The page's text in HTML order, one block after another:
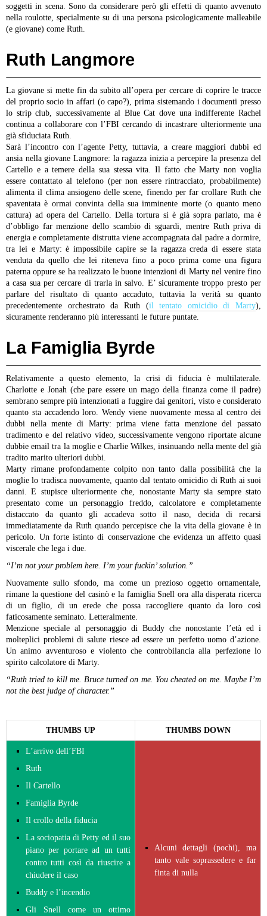
soggetti in scena. Sono da considerare però gli effetti di quanto avvenuto
nella roulotte, specialmente su di una persona psicologicamente malleabile
(e giovane) come Ruth.
Ruth Langmore
La giovane si mette fin da subito all’opera per cercare di coprire le tracce
del proprio socio in affari (o capo?), prima sistemando i documenti presso
lo strip club, successivamente al Blue Cat dove una indifferente Rachel
continua a collaborare con l’FBI cercando di incastrare ulteriormente una
già sfiduciata Ruth.
Sarà l’incontro con l’agente Petty, tuttavia, a creare maggiori dubbi ed
ansia nella giovane Langmore: la ragazza inizia a percepire la presenza del
Cartello e a temere della sua stessa vita. Il fatto che Marty non voglia
essere contattato al telefono (per non essere rintracciato, probabilmente)
alimenta il clima ansiogeno delle scene, finendo per far crollare Ruth che
spaventata è ormai convinta della sua imminente morte (o quanto meno
cattura) ad opera del Cartello.
Della tortura si è già sopra parlato, ma è
d’obbligo far menzione dello scambio di sguardi, mentre Ruth priva di
energia e completamente distrutta viene accompagnata dal padre a dormire,
tra lei e Marty: è impossibile capire se la ragazza creda di essere stata
venduta da quello che lei riteneva fino a poco prima come una figura
paterna oppure se ha realizzato le buone intenzioni di Marty nel venire fino
a casa sua per cercare di trarla in salvo. E’ sicuramente troppo presto per
parlare del risultato di quanto accaduto, tuttavia la verità su quanto
precedentemente orchestrato da Ruth (il tentato omicidio di Marty),
sicuramente renderanno più interessanti le future puntate.
La Famiglia Byrde
Relativamente a questo elemento, la crisi di fiducia è multilaterale.
Charlotte e Jonah (che pare essere un mago della finanza come il padre)
sembrano sempre più intenzionati a fuggire dai genitori, visto e considerato
quanto sta accadendo loro. Wendy viene nuovamente messa al centro dei
dubbi nella mente di Marty: prima viene fatta menzione del passato
tradimento e del relativo video, successivamente vengono riportate alcune
dubbie email tra la moglie e Charlie Wilkes, insinuando nella mente del già
tradito marito ulteriori dubbi.
Marty rimane profondamente colpito non tanto dalla possibilità che la
moglie lo tradisca nuovamente, quanto dal tentato omicidio di Ruth ai suoi
danni. E stupisce ulteriormente che, nonostante Marty sia sempre stato
presentato come un personaggio freddo, calcolatore e completamente
distaccato da quanto gli accadeva sotto il naso, decida di recarsi
immediatamente da Ruth quando percepisce che la vita della giovane è in
pericolo.
Un forte istinto di conservazione che evidenza un affetto quasi
viscerale che lega i due.
“I’m not your problem here. I’m your fuckin’ solution.”
Nuovamente sullo sfondo, ma come un prezioso oggetto ornamentale,
rimane la questione del casinò e la famiglia Snell ora alla disperata ricerca
di un figlio, di un erede che possa raccogliere quanto da loro così
faticosamente seminato. Letteralmente.
Menzione speciale al personaggio di Buddy che nonostante l’età ed i
molteplici problemi di salute riesce ad essere un perfetto uomo d’azione.
Un animo avventuroso e violento che controbilancia alla perfezione lo
spirito calcolatore di Marty.
“Ruth tried to kill me. Bruce turned on me. You cheated on me. Maybe I’m
not the best judge of character.”
THUMBS UP THUMBS DOWN
L’arrivo dell’FBI
Ruth
Il Cartello
Famiglia Byrde
Il crollo della fiducia
La sociopatia di Petty ed il suo
piano per portare ad un tutti
contro tutti così da riuscire a
chiudere il caso
Buddy e l’incendio
Gli Snell come un ottimo
Alcuni dettagli (pochi), ma
tanto vale soprassedere e far
finta di nulla